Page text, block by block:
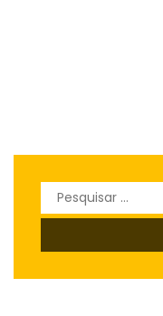
Pesquisar
por: